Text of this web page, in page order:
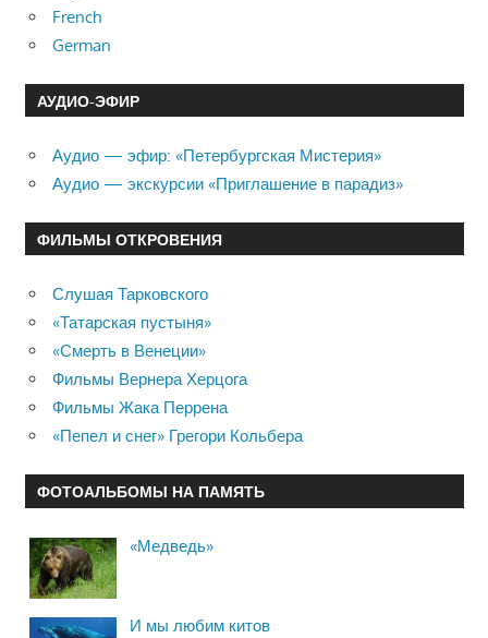
French
German
АУДИО-ЭФИР
Аудио — эфир: «Петербургская Мистерия»
Аудио — экскурсии «Приглашение в парадиз»
ФИЛЬМЫ ОТКРОВЕНИЯ
Слушая Тарковского
«Татарская пустыня»
«Смерть в Венеции»
Фильмы Вернера Херцога
Фильмы Жака Перрена
«Пепел и снег» Грегори Кольбера
ФОТОАЛЬБОМЫ НА ПАМЯТЬ
«Медведь»
И мы любим китов